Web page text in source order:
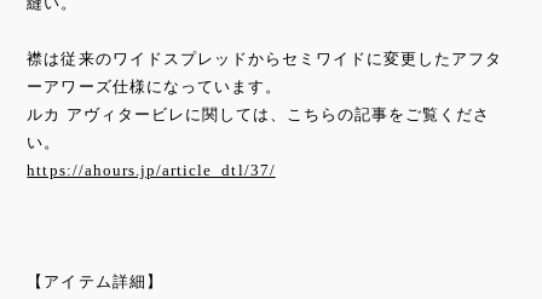
襟は従来のワイドスプレッドからセミワイドに変更したアフタ
ーアワーズ仕様になっています。
ルカ アヴィタービレに関しては、こちらの記事をご覧くださ
い。
https://ahours.jp/article_dtl/37/
【アイテム詳細】